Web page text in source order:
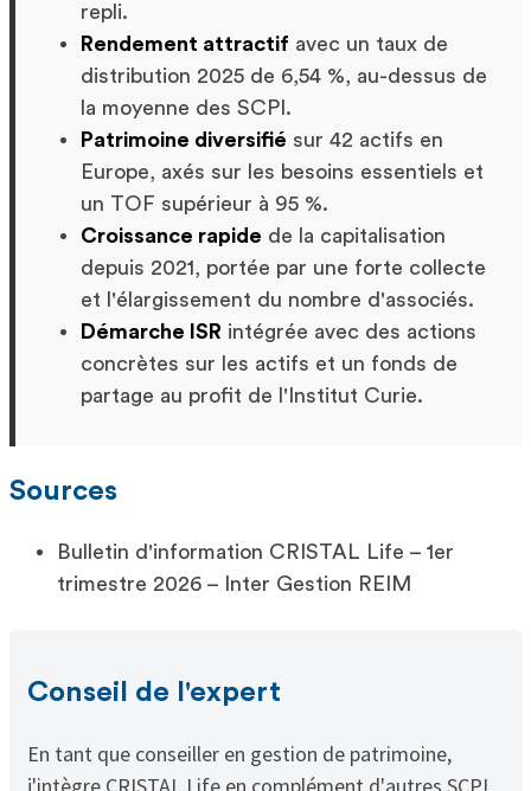
repli.
Rendement attractif avec un taux de
distribution 2025 de 6,54 %, au-dessus de
la moyenne des SCPI.
Patrimoine diversifié sur 42 actifs en
Europe, axés sur les besoins essentiels et
un TOF supérieur à 95 %.
Croissance rapide de la capitalisation
depuis 2021, portée par une forte collecte
et l'élargissement du nombre d'associés.
Démarche ISR intégrée avec des actions
concrètes sur les actifs et un fonds de
partage au profit de l'Institut Curie.
Sources
Bulletin d'information CRISTAL Life – 1er
trimestre 2026 – Inter Gestion REIM
Conseil de l'expert
En tant que conseiller en gestion de patrimoine,